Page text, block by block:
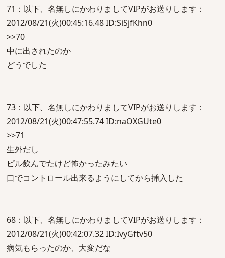
71：以下、名無しにかわりましてVIPがお送りします：
2012/08/21(火)00:45:16.48 ID:SiSjfKhn0
>>70
中に出されたのか
どうでした
73：以下、名無しにかわりましてVIPがお送りします：
2012/08/21(火)00:47:55.74 ID:naOXGUte0
>>71
生外だし
ピル飲んでたけど怖かったみたい
口でコントロール出来るようにしてから挿入した
68：以下、名無しにかわりましてVIPがお送りします：
2012/08/21(火)00:42:07.32 ID:IvyGftv50
病気もらったのか、大変だな